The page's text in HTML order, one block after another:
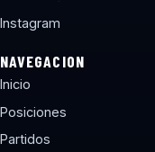
Instagram
NAVEGACION
Inicio
Posiciones
Partidos